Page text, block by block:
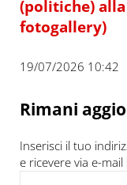
(politiche)
fotogallery)
19/07/2026 10:42
Rimani
Inserisci il tuo
e ricevere via e-